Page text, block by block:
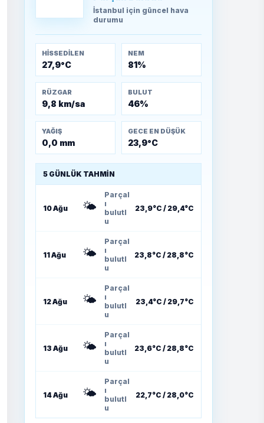
TEOMAN ALPASLAN
Kütahya-Eskişehir
İstanbul için güncel hava
durumu
HISSEDILEN
27,9°C
NEM
81%
RÜZGAR
9,8 km/sa
BULUT
46%
YAĞIŞ
0,0 mm
GECE EN DÜŞÜK
23,9°C
5 GÜNLÜK TAHMIN
10 Ağu 🌤️
Parçal
ı
bulutl
u
23,9°C / 29,4°C
11 Ağu 🌤️
Parçal
ı
bulutl
u
23,8°C / 28,8°C
12 Ağu 🌤️
Parçal
ı
bulutl
u
23,4°C / 29,7°C
13 Ağu 🌤️
Parçal
ı
bulutl
u
23,6°C / 28,8°C
14 Ağu 🌤️
Parçal
ı
bulutl
u
22,7°C / 28,0°C